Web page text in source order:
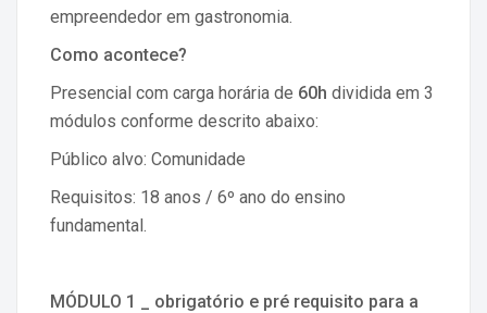
empreendedor em gastronomia.
Como acontece?
Presencial com carga horária de 60h dividida em 3
módulos conforme descrito abaixo:
Público alvo: Comunidade
Requisitos: 18 anos / 6º ano do ensino
fundamental.
MÓDULO 1 _ obrigatório e pré requisito para a